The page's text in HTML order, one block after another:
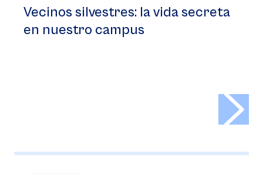
Vecinos silvestres: la vida secreta
en nuestro campus